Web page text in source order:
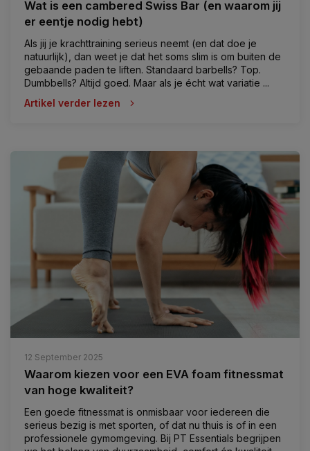
Wat is een cambered Swiss Bar (en waarom jij
er eentje nodig hebt)
Als jij je krachttraining serieus neemt (en dat doe je
natuurlijk), dan weet je dat het soms slim is om buiten de
gebaande paden te liften. Standaard barbells? Top.
Dumbbells? Altijd goed. Maar als je écht wat variatie ...
Artikel verder lezen
12 September 2025
Waarom kiezen voor een EVA foam fitnessmat
van hoge kwaliteit?
Een goede fitnessmat is onmisbaar voor iedereen die
serieus bezig is met sporten, of dat nu thuis is of in een
professionele gymomgeving. Bij PT Essentials begrijpen